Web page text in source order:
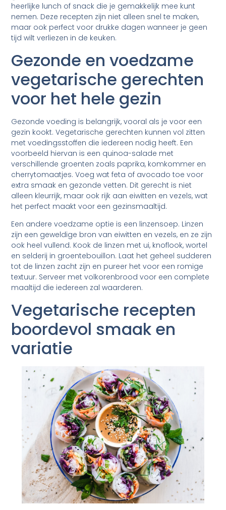
heerlijke lunch of snack die je gemakkelijk mee kunt
nemen. Deze recepten zijn niet alleen snel te maken,
maar ook perfect voor drukke dagen wanneer je geen
tijd wilt verliezen in de keuken.
Gezonde en voedzame
vegetarische gerechten
voor het hele gezin
Gezonde voeding is belangrijk, vooral als je voor een
gezin kookt. Vegetarische gerechten kunnen vol zitten
met voedingsstoffen die iedereen nodig heeft. Een
voorbeeld hiervan is een quinoa-salade met
verschillende groenten zoals paprika, komkommer en
cherrytomaatjes. Voeg wat feta of avocado toe voor
extra smaak en gezonde vetten. Dit gerecht is niet
alleen kleurrijk, maar ook rijk aan eiwitten en vezels, wat
het perfect maakt voor een gezinsmaaltijd.
Een andere voedzame optie is een linzensoep. Linzen
zijn een geweldige bron van eiwitten en vezels, en ze zijn
ook heel vullend. Kook de linzen met ui, knoflook, wortel
en selderij in groentebouillon. Laat het geheel sudderen
tot de linzen zacht zijn en pureer het voor een romige
textuur. Serveer met volkorenbrood voor een complete
maaltijd die iedereen zal waarderen.
Vegetarische recepten
boordevol smaak en
variatie